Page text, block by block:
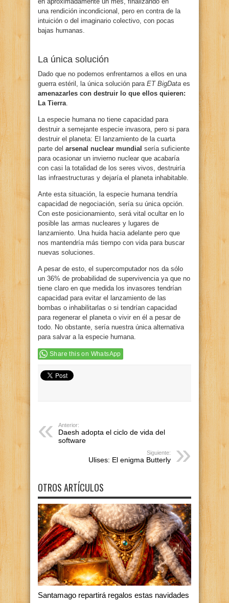
una rendición incondicional, pero en contra de la
intuición o del imaginario colectivo, con pocas
bajas humanas.
La única solución
Dado que no podemos enfrentarnos a ellos en una
guerra estéril, la única solución para ET BigData es
amenazarles con destruir lo que ellos quieren:
La Tierra
La especie humana no tiene capacidad para
destruir a semejante especie invasora, pero si para
destruir el planeta: El lanzamiento de la cuarta
parte del arsenal nuclear mundial sería suficiente
para ocasionar un invierno nuclear que acabaría
con casi la totalidad de los seres vivos, destruiría
las infraestructuras y dejaría el planeta inhabitable.
Ante esta situación, la especie humana tendría
capacidad de negociación, sería su única opción.
Con este posicionamiento, será vital ocultar en lo
posible las armas nucleares y lugares de
lanzamiento. Una huida hacia adelante pero que
nos mantendría más tiempo con vida para buscar
nuevas soluciones.
A pesar de esto, el supercomputador nos da sólo
un 36% de probabilidad de supervivencia ya que no
tiene claro en que medida los invasores tendrían
capacidad para evitar el lanzamiento de las
bombas o inhabilitarlas o si tendrían capacidad
para regenerar el planeta o vivir en él a pesar de
todo. No obstante, sería nuestra única alternativa
para salvar a la especie humana.
Share this on WhatsApp
Anterior:
Daesh adopta el ciclo de vida del
software
Siguiente:
Ulises: El enigma Butterly
OTROS ARTÍCULOS
Santamago repartirá regalos estas navidades